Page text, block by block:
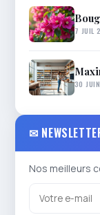
7 JUIL
30
✉
Nos meilleurs